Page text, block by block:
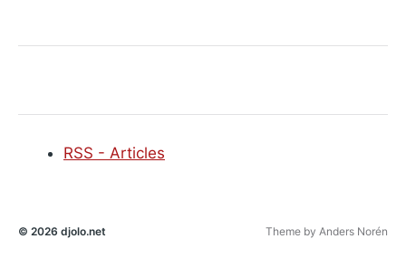
RSS - Articles
© 2026 djolo.net Theme by Anders Norén